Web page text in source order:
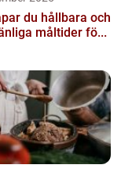
du hållbara och
måltider fö...